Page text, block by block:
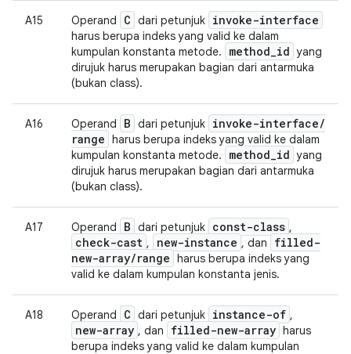
A15 Operand C dari petunjuk invoke-interface
harus berupa indeks yang valid ke dalam
kumpulan konstanta metode.
method_id yang
dirujuk harus merupakan bagian dari antarmuka
(bukan class).
A16 Operand B dari petunjuk invoke-interface/
range harus berupa indeks yang valid ke dalam
kumpulan konstanta metode.
method_id yang
dirujuk harus merupakan bagian dari antarmuka
(bukan class).
A17 Operand B dari petunjuk const-class ,
check-cast , new-instance , dan
filled-
new-array/range harus berupa indeks yang
valid ke dalam kumpulan konstanta jenis.
A18 Operand C dari petunjuk instance-of ,
new-array , dan filled-new-array harus
berupa indeks yang valid ke dalam kumpulan